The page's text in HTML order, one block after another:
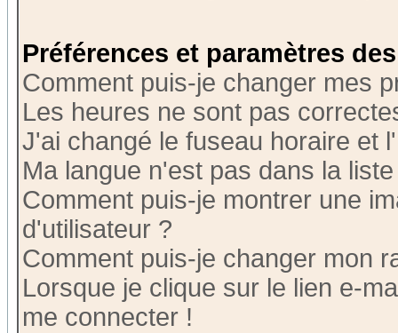
Préférences et paramètres
Comment puis-je changer mes
Les heures ne sont pas
J'ai changé le fuseau horaire et
Ma langue n'est pas dans la
Comment puis-je montrer une
d'utilisateur ?
Comment puis-je changer mon
Lorsque je clique sur le lien e-
me connecter !